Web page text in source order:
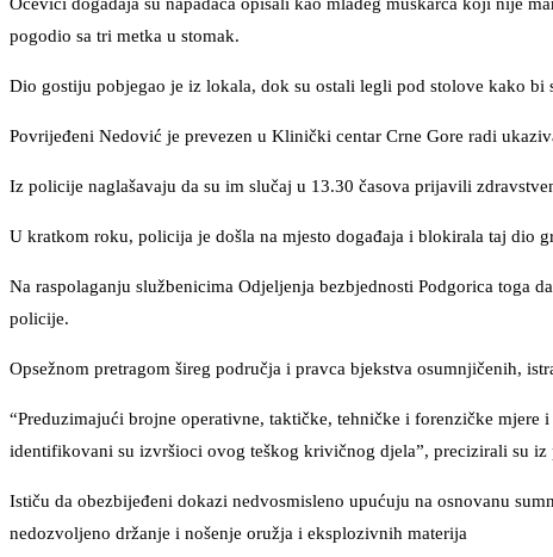
Očevici događaja su napadača opisali kao mlađeg muškarca koji nije
pogodio sa tri metka u stomak.
Dio gostiju pobjegao je iz lokala, dok su ostali legli pod stolove kako bi
Povrijeđeni Nedović je prevezen u Klinički centar Crne Gore radi
Iz policije naglašavaju da su im slučaj u 13.30 časova prijavili
U kratkom roku, policija je došla na mjesto događaja i blokirala taj dio
Na raspolaganju službenicima Odjeljenja bezbjednosti Podgorica toga
policije.
Opsežnom pretragom šireg područja i pravca bjekstva osumnjičenih,
“Preduzimajući brojne operativne, taktičke, tehničke i forenzičke
identifikovani su izvršioci ovog teškog krivičnog djela”, precizirali su iz
Ističu da obezbijeđeni dokazi nedvosmisleno upućuju na osnovanu
nedozvoljeno držanje i nošenje oružja i eksplozivnih materija